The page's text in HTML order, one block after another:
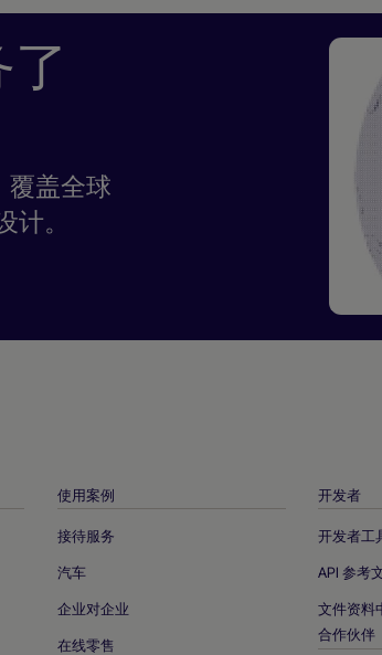
盖全球
。
使用案例
接待服务
汽车
企业对企业
在线零售
开发者
开发者工
API 参考
文件资料
合作伙伴